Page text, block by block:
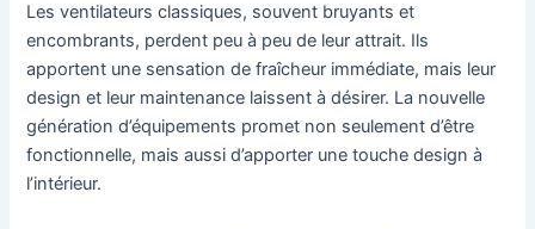
Les ventilateurs classiques, souvent bruyants et
encombrants, perdent peu à peu de leur attrait. Ils
apportent une sensation de fraîcheur immédiate, mais leur
design et leur maintenance laissent à désirer. La nouvelle
génération d’équipements promet non seulement d’être
fonctionnelle, mais aussi d’apporter une touche design à
l’intérieur.